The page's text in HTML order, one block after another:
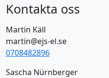
Kontakta oss
Martin Käll
martin@ejs-el.se
0708482896
Sascha Nürnberger